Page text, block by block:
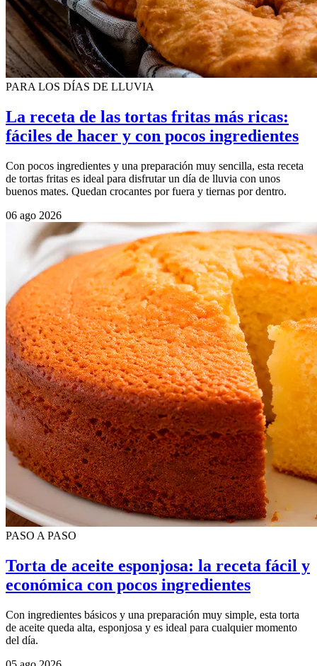
PARA LOS DÍAS DE LLUVIA
La receta de las tortas fritas más ricas:
fáciles de hacer y con pocos ingredientes
Con pocos ingredientes y una preparación muy sencilla, esta receta
de tortas fritas es ideal para disfrutar un día de lluvia con unos
buenos mates. Quedan crocantes por fuera y tiernas por dentro.
06 ago 2026
PASO A PASO
Torta de aceite esponjosa: la receta fácil y
económica con pocos ingredientes
Con ingredientes básicos y una preparación muy simple, esta torta
de aceite queda alta, esponjosa y es ideal para cualquier momento
del día.